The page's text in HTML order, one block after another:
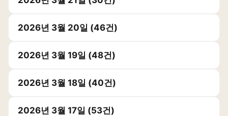
2026년 3월 20일 (46건)
2026년 3월 19일 (48건)
2026년 3월 18일 (40건)
2026년 3월 17일 (53건)